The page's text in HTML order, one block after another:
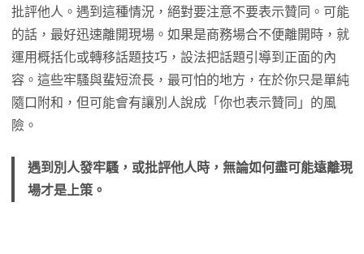
批評他人。遇到這種情況，絕對要注意不要表示贊同。可能
的話，最好迅速離開現場。如果是商務場合不便離開時，就
運用概括化或轉移話題技巧，設法把話題引導到正面的內
容。這些牢騷與蜚短流長，最可怕的地方，在於你只是單純
隨口附和，但可能會有讓別人說成「你也表示贊同」的風
險。
遇到別人發牢騷，或批評他人時，無論如何盡可能遠離現
場才是上策。